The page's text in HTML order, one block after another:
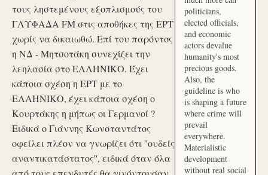
τους ληστεμένους εξοπλισμούς του
ΓΛΥΦΑΔΑ FM στις αποθήκες της ΕΡΤ
χωρίς να δικαιωθώ. Επί του παρόντος
η ΝΔ - Μητσοτάκη συνεχίζει την
λεηλασία στο ΕΛΛΗΝΙΚΟ. Έχει
κάποια σχέση η ΕΡΤ με το
ΕΛΛΗΝΙΚΟ, έχει κάποια σχέση ο
Κουρτάκης η μήπως οι Γερμανοί ?
Ειδικά ο Γιάννης Κωνσταντάτος
οφείλει πλέον να γνωρίζει ότι ''ουδείς
αναντικατάστατος'', ειδικά όταν όλα
politicians,
elected officials,
and economic
actors devalue
humanity's most
precious goods.
Also, the
guideline is who
is shaping a future
where crime will
prevail
everywhere.
Materialistic
development
without real social